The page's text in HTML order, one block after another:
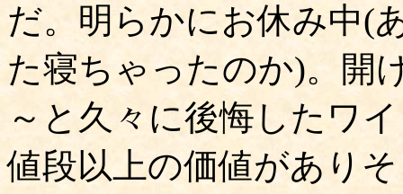
だ。明らかにお休み中(
た寝ちゃったのか)。開
～と久々に後悔したワ
値段以上の価値があり